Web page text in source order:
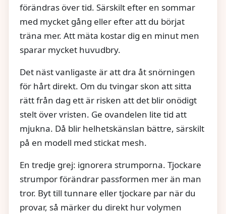
förändras över tid. Särskilt efter en sommar
med mycket gång eller efter att du börjat
träna mer. Att mäta kostar dig en minut men
sparar mycket huvudbry.
Det näst vanligaste är att dra åt snörningen
för hårt direkt. Om du tvingar skon att sitta
rätt från dag ett är risken att det blir onödigt
stelt över vristen. Ge ovandelen lite tid att
mjukna. Då blir helhetskänslan bättre, särskilt
på en modell med stickat mesh.
En tredje grej: ignorera strumporna. Tjockare
strumpor förändrar passformen mer än man
tror. Byt till tunnare eller tjockare par när du
provar, så märker du direkt hur volymen